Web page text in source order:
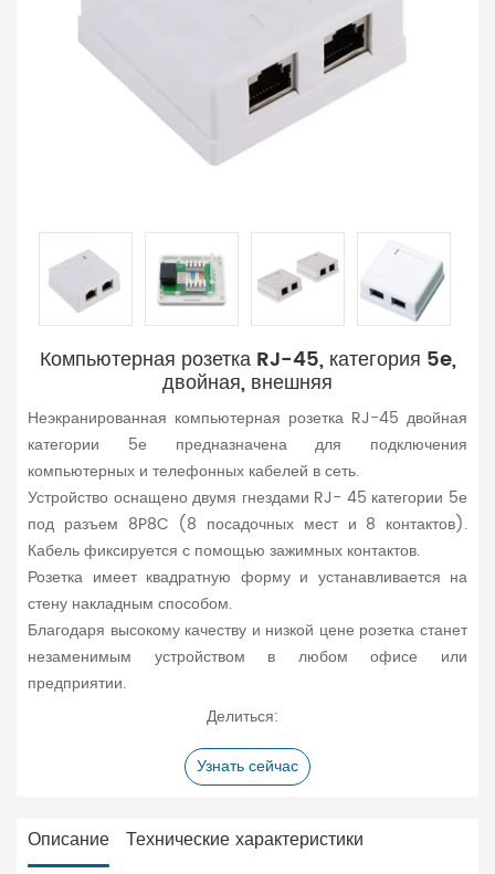
Компьютерная розетка RJ-45, категория 5e,
двойная, внешняя
Неэкранированная компьютерная розетка RJ-45 двойная
категории 5е предназначена для подключения
компьютерных и телефонных кабелей в сеть.
Устройство оснащено двумя гнездами RJ- 45 категории 5е
под разъем 8P8C (8 посадочных мест и 8 контактов).
Кабель фиксируется с помощью зажимных контактов.
Розетка имеет квадратную форму и устанавливается на
стену накладным способом.
Благодаря высокому качеству и низкой цене розетка станет
незаменимым устройством в любом офисе или
предприятии.
Делиться:
Узнать сейчас
Описание Технические характеристики